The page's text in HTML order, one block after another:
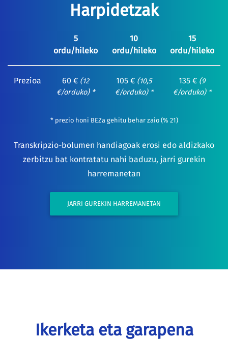
Harpidetzak
5
ordu/hileko
10
ordu/hileko
15
ordu/hileko
Prezioa 60 € (12
€/orduko) *
105 € (10,5
€/orduko) *
135 € (9
€/orduko) *
* prezio honi BEZa gehitu behar zaio (% 21)
Transkripzio-bolumen handiagoak erosi edo aldizkako
zerbitzu bat kontratatu nahi baduzu, jarri gurekin
harremanetan
JARRI GUREKIN HARREMANETAN
Ikerketa eta garapena